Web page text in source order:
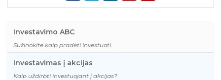
Investavimo ABC
Sužinokite kaip pradėti investuoti.
Investavimas į akcijas
Kaip uždirbti investuojant į akcijas?